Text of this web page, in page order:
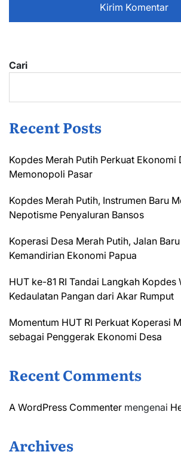
Cari
Recent Posts
Kopdes Merah Putih Perkuat Ekonomi
Memonopoli Pasar
Kopdes Merah Putih, Instrumen Baru
Nepotisme Penyaluran Bansos
Koperasi Desa Merah Putih, Jalan
Kemandirian Ekonomi Papua
HUT ke-81 RI Tandai Langkah Kopdes
Kedaulatan Pangan dari Akar Rumput
Momentum HUT RI Perkuat Koperasi
sebagai Penggerak Ekonomi Desa
Recent Comments
A WordPress Commenter mengenai
Archives